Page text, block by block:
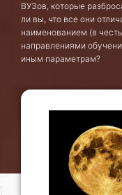
ВУЗов, которые
ли вы, что все они
наименованием (в
направлениями
иным параметрам?